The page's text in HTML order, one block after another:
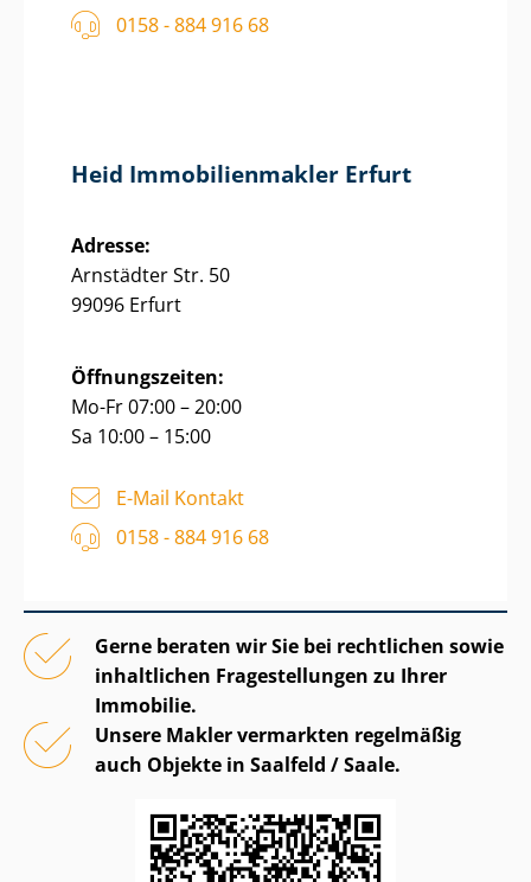
0158 - 884 916 68
Heid Im­mo­bi­li­en­mak­ler Erfurt
Adresse:
Arnstädter Str. 50
99096 Erfurt
Öffnungszeiten:
Mo-Fr 07:00 – 20:00
Sa 10:00 – 15:00
E-Mail Kontakt
0158 - 884 916 68
Gerne beraten wir Sie bei rechtlichen sowie
inhaltlichen Fragestellungen zu Ihrer
Immobilie.
Unsere Makler vermarkten regelmäßig
auch Objekte in Saalfeld / Saale.